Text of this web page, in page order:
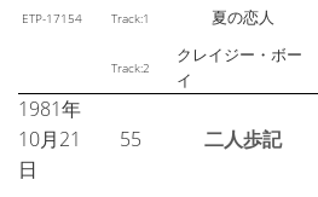
ETP-17154 Track:1 夏の恋人
Track:2
クレイジー・ボー
イ
1981年
10月21
日
55 二人歩記